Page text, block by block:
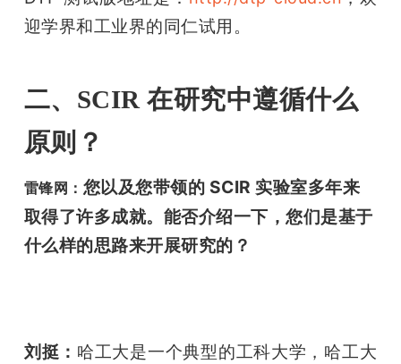
迎学界和工业界的同仁试用。
二、SCIR 在研究中遵循什么
原则？
雷锋网： 您以及您带领的 SCIR 实验室多年来
取得了许多成就。能否介绍一下，您们是基于
什么样的思路来开展研究的？
刘挺： 哈工大是一个典型的工科大学，哈工大